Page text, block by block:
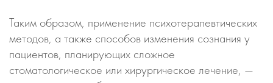
Таким образом, применение психотерапевтических
методов, а также способов изменения сознания у
пациентов, планирующих сложное
стоматологическое или хирургическое лечение, —